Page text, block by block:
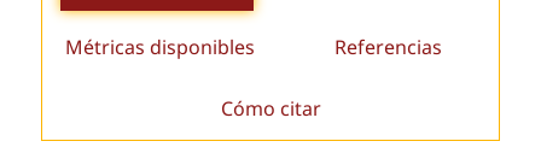
Métricas disponibles Referencias
Cómo citar